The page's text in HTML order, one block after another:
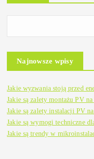
Najnowsze wpisy
Jakie wyzwania stoją przed
Jakie są zalety montażu PV
Jakie są zalety instalacji PV
Jakie są wymogi techniczne
Jakie są trendy w